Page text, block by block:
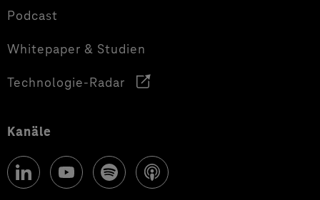
Podcast
Whitepaper & Studien
Technologie-Radar
Kanäle